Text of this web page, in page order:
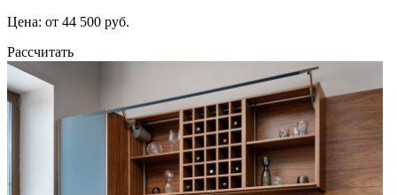
Цена: от 44 500 руб.
Рассчитать